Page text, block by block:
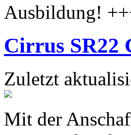
Cirrus SR22
Zuletzt
Mit der